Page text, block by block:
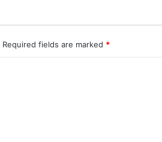
Required fields are marked *